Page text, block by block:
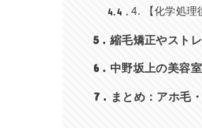
4.4 4. 【化学処理
5 縮毛矯正やスト
6 中野坂上の美容
7 まとめ：アホ毛